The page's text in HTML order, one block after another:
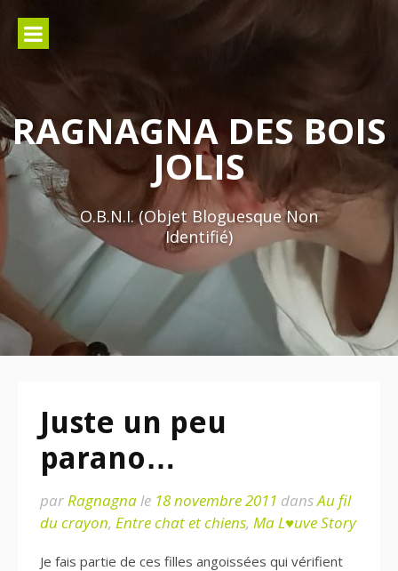
contenu
RAGNAGNA DES BOIS
JOLIS
O.B.N.I. (Objet Bloguesque Non
Identifié)
Juste un peu
parano…
parRagnagnale 18 novembre 2011 dansAu fil
du crayon, Entre chat et chiens, Ma L♥uve Story
Je fais partie de ces filles angoissées qui vérifient